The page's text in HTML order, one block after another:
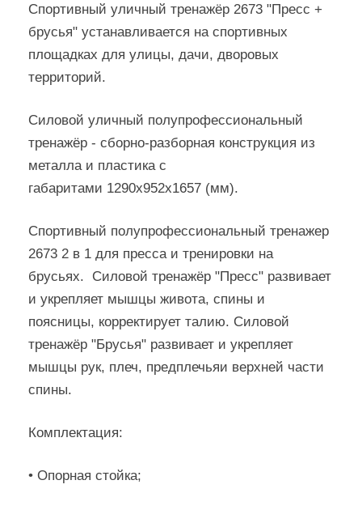
Спортивный уличный тренажёр 2673 "Пресс +
брусья" устанавливается на спортивных
площадках для улицы, дачи, дворовых
территорий.
Силовой уличный полупрофессиональный
тренажёр - сборно-разборная конструкция из
металла и пластика с
габаритами 1290х952х1657 (мм).
Спортивный полупрофессиональный тренажер
2673 2 в 1 для пресса и тренировки на
брусьях. Силовой тренажёр "Пресс" развивает
и укрепляет мышцы живота, спины и
поясницы, корректирует талию. Силовой
тренажёр "Брусья" развивает и укрепляет
мышцы рук, плеч, предплечьяи верхней части
спины.
Комплектация:
• Опорная стойка;